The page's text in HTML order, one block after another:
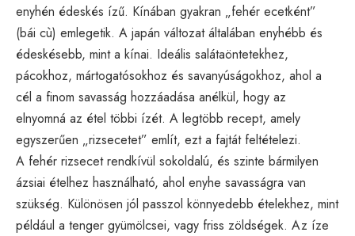
enyhén édeskés ízű. Kínában gyakran „fehér ecetként”
(bái cù) emlegetik. A japán változat általában enyhébb és
édeskésebb, mint a kínai. Ideális salátaöntetekhez,
pácokhoz, mártogatósokhoz és savanyúságokhoz, ahol a
cél a finom savasság hozzáadása anélkül, hogy az
elnyomná az étel többi ízét. A legtöbb recept, amely
egyszerűen „rizsecetet” említ, ezt a fajtát feltételezi.
A fehér rizsecet rendkívül sokoldalú, és szinte bármilyen
ázsiai ételhez használható, ahol enyhe savasságra van
szükség. Különösen jól passzol könnyedebb ételekhez, mint
például a tenger gyümölcsei, vagy friss zöldségek. Az íze